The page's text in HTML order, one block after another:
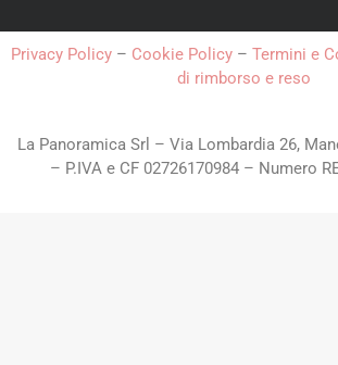
Privacy Policy – Cookie Policy – Termini e
di rimborso e reso
La Panoramica Srl – Via Lombardia 26,
– P.IVA e CF 02726170984 – Numero